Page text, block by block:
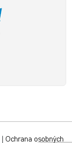
Ochrana osobných